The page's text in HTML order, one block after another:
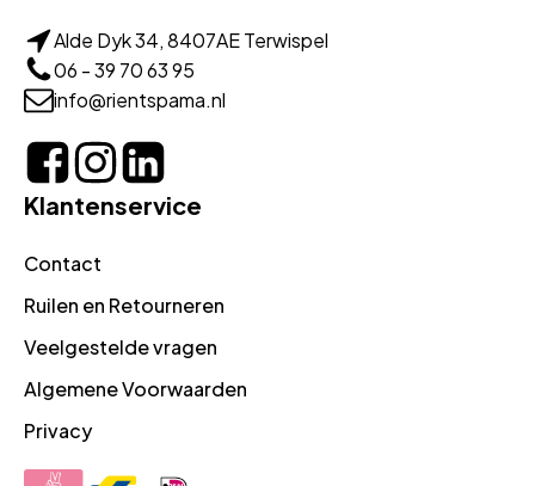
Alde Dyk 34, 8407AE Terwispel
06 - 39 70 63 95
info@rientspama.nl
Klantenservice
Contact
Ruilen en Retourneren
Veelgestelde vragen
Algemene Voorwaarden
Privacy